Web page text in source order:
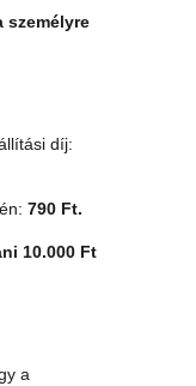
személyre
díj:
790 Ft.
10.000 Ft
a